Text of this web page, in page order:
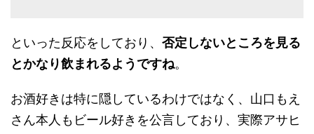
といった反応をしており、 否定しないところを見る
とかなり飲まれるようですね。
お酒好きは特に隠しているわけではなく、山口もえ
さん本人もビール好きを公言しており、実際アサヒ